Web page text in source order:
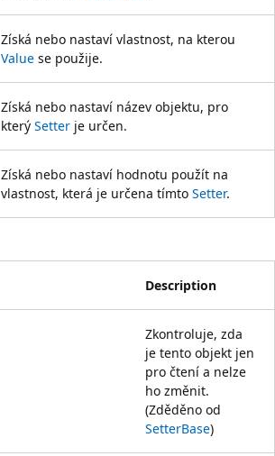
Získá nebo nastaví vlastnost, na kterou
Value se použije.
Získá nebo nastaví název objektu, pro
který Setter je určen.
Získá nebo nastaví hodnotu použít na
vlastnost, která je určena tímto Setter.
Description
Zkontroluje, zda
je tento objekt jen
pro čtení a nelze
ho změnit.
(Zděděno od
SetterBase)